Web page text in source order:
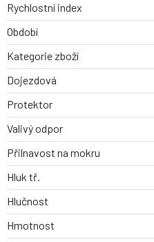
Rychlostní index
Období
Kategorie zboží
Dojezdová
Protektor
Valivý odpor
Přilnavost na mokru
Hluk tř.
Hlučnost
Hmotnost